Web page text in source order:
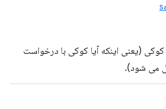
(یعنی اینکه آیا کوکی با درخواست
می شود).